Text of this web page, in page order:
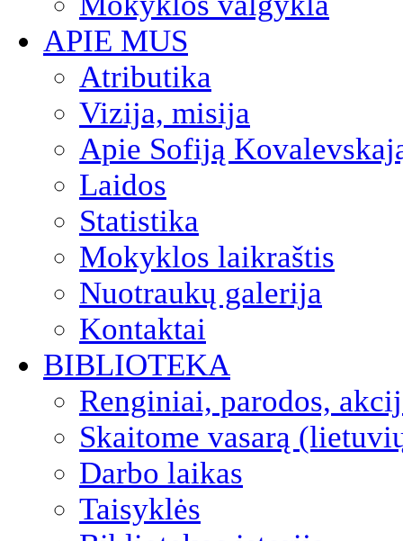
APIE MUS
Atributika
Vizija, misija
Apie Sofiją
Laidos
Statistika
Mokyklos laikraštis
Nuotraukų galerija
Kontaktai
BIBLIOTEKA
Renginiai, parodos,
Skaitome vasarą
Darbo laikas
Taisyklės